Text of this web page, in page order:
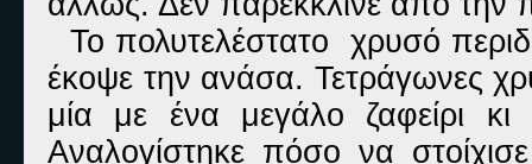
Το πολυτελέστατο χρυσό
έκοψε την ανάσα. Τετράγωνες
μία με ένα μεγάλο ζαφείρι
Αναλογίστηκε πόσο να